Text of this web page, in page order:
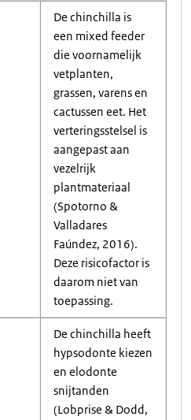
De chinchilla is
een mixed feeder
die voornamelijk
vetplanten,
grassen, varens en
cactussen eet. Het
verteringsstelsel is
aangepast aan
vezelrijk
plantmateriaal
(Spotorno &
Valladares
Faúndez, 2016).
Deze risicofactor is
daarom niet van
toepassing.
De chinchilla heeft
hypsodonte kiezen
en elodonte
snijtanden
(Lobprise & Dodd,